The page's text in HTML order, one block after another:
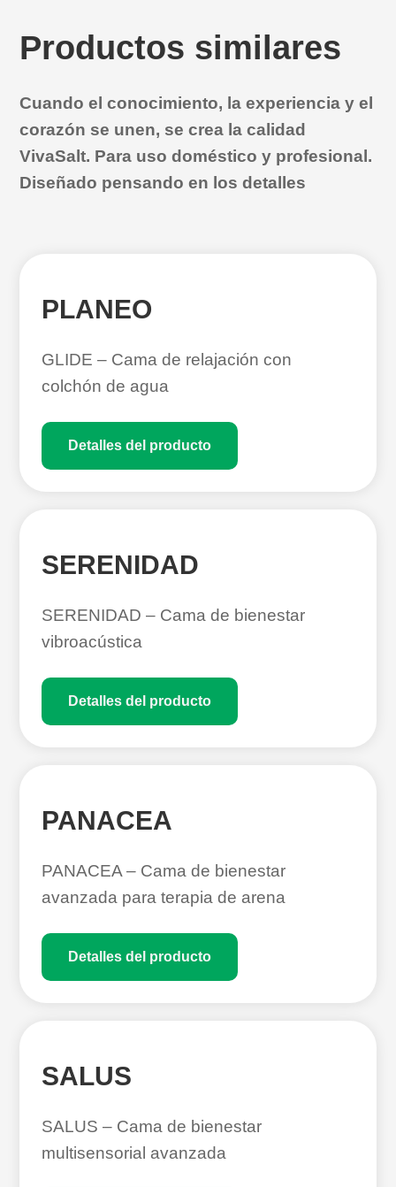
Productos similares
Cuando el conocimiento, la experiencia y el
corazón se unen, se crea la calidad
VivaSalt. Para uso doméstico y profesional.
Diseñado pensando en los detalles
PLANEO
GLIDE – Cama de relajación con
colchón de agua
Detalles del producto
SERENIDAD
SERENIDAD – Cama de bienestar
vibroacústica
Detalles del producto
PANACEA
PANACEA – Cama de bienestar
avanzada para terapia de arena
Detalles del producto
SALUS
SALUS – Cama de bienestar
multisensorial avanzada